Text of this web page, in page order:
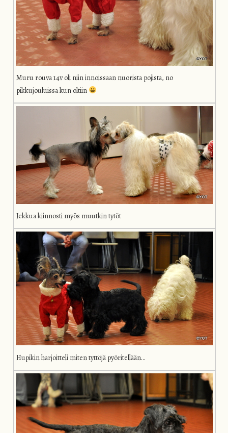
Muru rouva 14v oli niin innoissaan nuorista pojista, no
pikkujouluissa kun oltiin
Jekkua kiinnosti myös muutkin tytöt
Hupikin harjoitteli miten tyttöjä pyöritellään…